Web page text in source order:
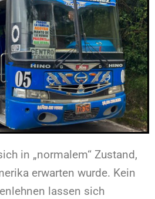
in „normalem“ Zustand,
erwarten wurde. Kein
lassen sich